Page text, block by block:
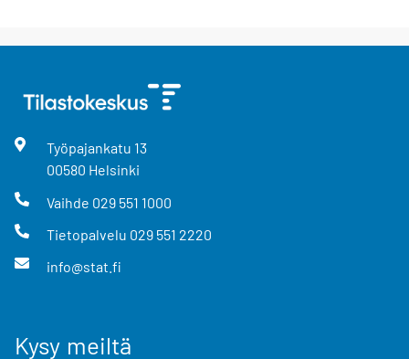
Työpajankatu 13
00580 Helsinki
Vaihde 029 551 1000
Tietopalvelu 029 551 2220
info@stat.fi
Kysy meiltä